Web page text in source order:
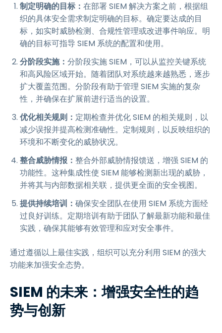
制定明确的目标： 在部署 SIEM 解决方案之前，根据组
织的具体安全需求制定明确的目标。确定要达成的目
标，如实时威胁检测、合规性管理或改进事件响应。明
确的目标可指导 SIEM 系统的配置和使用。
分阶段实施： 分阶段实施 SIEM，可以从监控关键系统
和高风险区域开始。随着团队对系统越来越熟悉，逐步
扩大覆盖范围。分阶段有助于管理 SIEM 实施的复杂
性，并确保在扩展前进行适当的设置。
优化相关规则： 定期检查并优化 SIEM 的相关规则，以
减少误报并提高检测准确性。定制规则，以反映组织的
环境和不断变化的威胁状况。
整合威胁情报： 整合外部威胁情报馈送，增强 SIEM 的
功能性。这种集成性使 SIEM 能够检测新出现的威胁，
并将其与内部数据相关联，提供更全面的安全视图。
提供持续培训： 确保安全团队在使用 SIEM 系统方面经
过良好训练。定期培训有助于团队了解最新功能和最佳
实践，确保其能够有效管理和应对安全事件。
通过遵循以上最佳实践，组织可以充分利用 SIEM 的强大
功能来加强安全态势。
SIEM 的未来：增强安全性的趋
势与创新